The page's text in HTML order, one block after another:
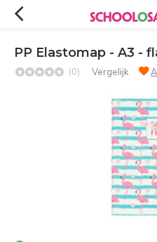
PP Elastomap - A3 -
(0) Vergelijk